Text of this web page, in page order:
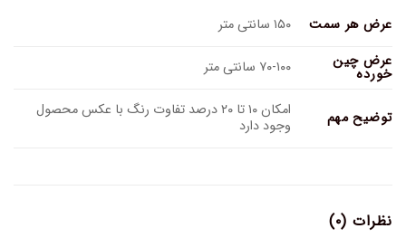
عرض هر سمت
۱۵۰ سانتی متر
عرض چین
خورده ۷۰-۱۰۰ سانتی متر
توضیح مهم امکان ۱۰ تا ۲۰ درصد تفاوت رنگ با عکس محصول
وجود دارد
نظرات (۰)